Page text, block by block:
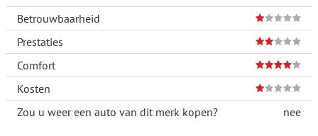
Betrouwbaarheid
Prestaties
Comfort
Kosten
Zou u weer een auto van dit merk kopen?
nee